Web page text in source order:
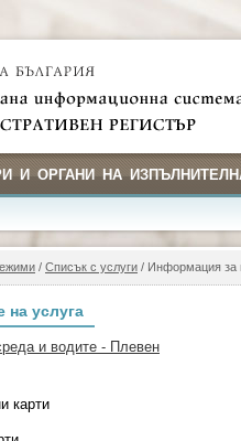
И ОРГАНИ НА
/ Списък с услуги / Информация за
на услуга
и водите - Плевен
карти